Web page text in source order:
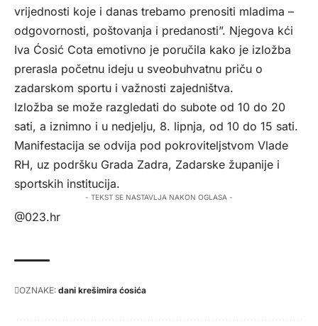
vrijednosti koje i danas trebamo prenositi mladima –
odgovornosti, poštovanja i predanosti”. Njegova kći
Iva Ćosić Cota emotivno je poručila kako je izložba
prerasla početnu ideju u sveobuhvatnu priču o
zadarskom sportu i važnosti zajedništva.
Izložba se može razgledati do subote od 10 do 20
sati, a iznimno i u nedjelju, 8. lipnja, od 10 do 15 sati.
Manifestacija se odvija pod pokroviteljstvom Vlade
RH, uz podršku Grada Zadra, Zadarske županije i
sportskih institucija.
- TEKST SE NASTAVLJA NAKON OGLASA -
@023.hr
OZNAKE: dani krešimira ćosića